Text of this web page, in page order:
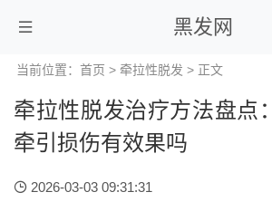
黑发网
当前位置： 首页 > 牵拉性脱发 > 正文
牵拉性脱发治疗方法盘点
牵引损伤有效果吗
2026-03-03 09:31:31